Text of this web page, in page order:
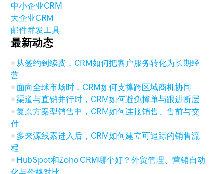
中小企业CRM
大企业CRM
邮件群发工具
最新动态
从签约到续费，CRM如何把客户服务转化为长期经
营
面向全球市场时，CRM如何支撑跨区域商机协同
渠道与直销并行时，CRM如何避免撞单与跟进断层
复杂方案型销售中，CRM如何连接销售、售前与交
付
多来源线索进入后，CRM如何建立可追踪的销售流
程
HubSpot和Zoho CRM哪个好？外贸管理、营销自动
化与价格对比